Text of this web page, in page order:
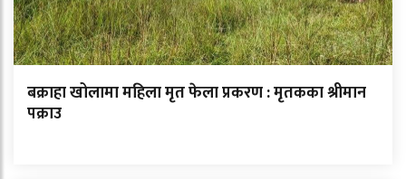
बक्राहा खोलामा महिला मृत फेला प्रकरण : मृतकका श्रीमान
पक्राउ